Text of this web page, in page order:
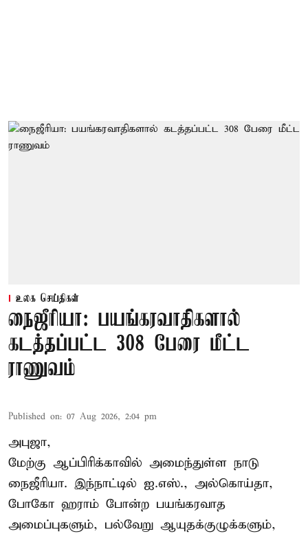
உலக செய்திகள்
நைஜீரியா: பயங்கரவாதிகளால்
கடத்தப்பட்ட 308 பேரை மீட்ட
ராணுவம்
Published on: 07 Aug 2026, 2:04 pm
அபுஜா,
மேற்கு ஆப்பிரிக்காவில் அமைந்துள்ள நாடு
நைஜீரியா. இந்நாட்டில் ஐ.எஸ்., அல்கொய்தா,
போகோ ஹராம் போன்ற பயங்கரவாத
அமைப்புகளும், பல்வேறு ஆயுதக்குழுக்களும்,